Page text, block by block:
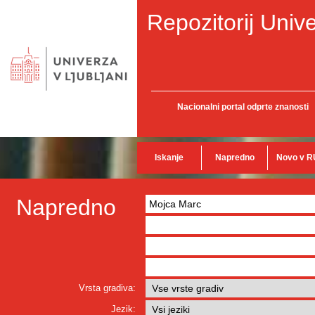
Repozitorij
Nacionalni portal odprte znanosti
Iskanje Napredno Novo v
Napredno
Vrsta gradiva:
Jezik: